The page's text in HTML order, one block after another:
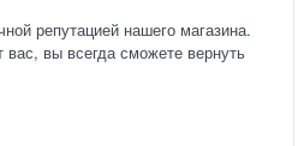
репутацией нашего магазина.
вас, вы всегда сможете вернуть